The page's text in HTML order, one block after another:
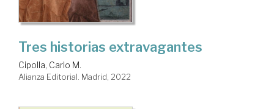
Tres historias extravagantes
Cipolla, Carlo M.
Alianza Editorial. Madrid, 2022